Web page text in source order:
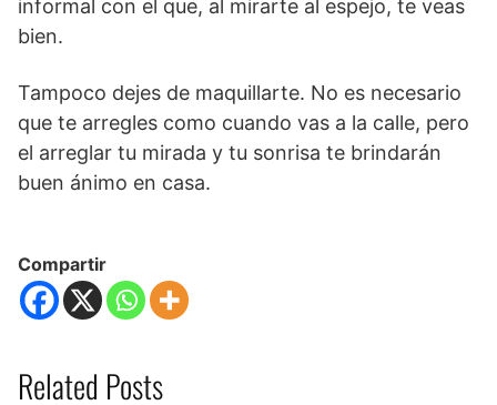
informal con el que, al mirarte al espejo, te veas
bien.
Tampoco dejes de maquillarte. No es necesario
que te arregles como cuando vas a la calle, pero
el arreglar tu mirada y tu sonrisa te brindarán
buen ánimo en casa.
Compartir
Related Posts